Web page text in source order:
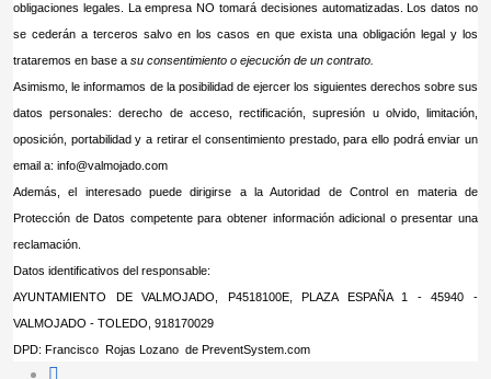
obligaciones legales. La empresa NO tomará decisiones automatizadas. Los datos no
se cederán a terceros salvo en los casos en que exista una obligación legal y los
trataremos en base a su consentimiento o ejecución de un contrato
Asimismo, le informamos de la posibilidad de ejercer los siguientes derechos sobre sus
datos personales: derecho de acceso, rectificación, supresión u olvido, limitación,
oposición, portabilidad y a retirar el consentimiento prestado, para ello podrá enviar un
email a: info@valmojado.com
Además, el interesado puede dirigirse a la Autoridad de Control en materia de
Protección de Datos competente para obtener información adicional o presentar una
reclamación.
Datos identificativos del responsable:
AYUNTAMIENTO DE VALMOJADO, P4518100E, PLAZA ESPAÑA 1 - 45940 -
VALMOJADO - TOLEDO, 918170029
DPD: Francisco Rojas Lozano de PreventSystem.com